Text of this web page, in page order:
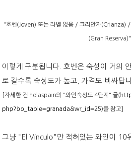
"호벤(Joven) 또는 라벨 없음 / 크리안자(Crianza)
(Gran Reserva)"
이렇게 구분됩니다. 호벤은 숙성이 거의
로 갈수록 숙성도가 높고, 가격도 비싸답
[자세한 건 holaspain의 "와인숙성도 4단계" 글(
php?bo_table=granada&wr_id=25)을 참고]
그냥 "El Vinculo"만 적혀있는 와인이 10